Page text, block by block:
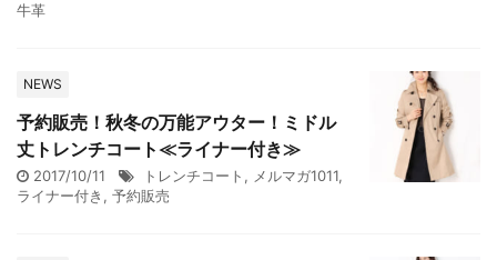
牛革
NEWS
予約販売！秋冬の万能アウター！ミドル
丈トレンチコート≪ライナー付き≫
2017/10/11 トレンチコート , メルマガ1011,
ライナー付き , 予約販売